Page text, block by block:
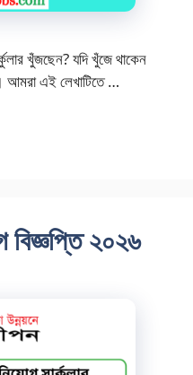
খুঁজছেন? যদি খুঁজে থাকেন
আমরা এই লেখাটিতে …
বিজ্ঞপ্তি ২০২৬